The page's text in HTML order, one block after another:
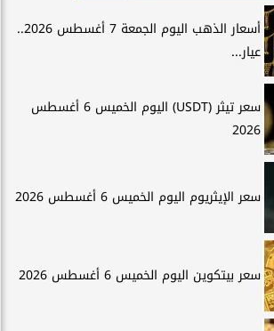
أسعار الذهب اليوم الجمعة 7 أغسطس 2026..
عيار...
سعر تيثر (USDT) اليوم الخميس 6 أغسطس
2026
سعر الإيثريوم اليوم الخميس 6 أغسطس 2026
سعر بيتكوين اليوم الخميس 6 أغسطس 2026